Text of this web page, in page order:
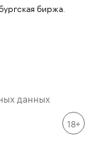
биржа
данных
18+